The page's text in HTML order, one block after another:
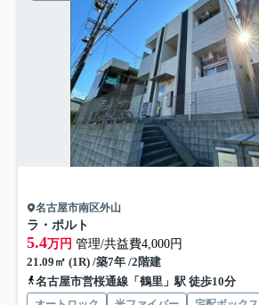
名古屋市南区外山
ラ・ポルト
5.4万円 管理/共益費4,000円
21.09㎡ (1R) /築7年 /2階建
名古屋市営桜通線「鶴里」駅 徒歩10分